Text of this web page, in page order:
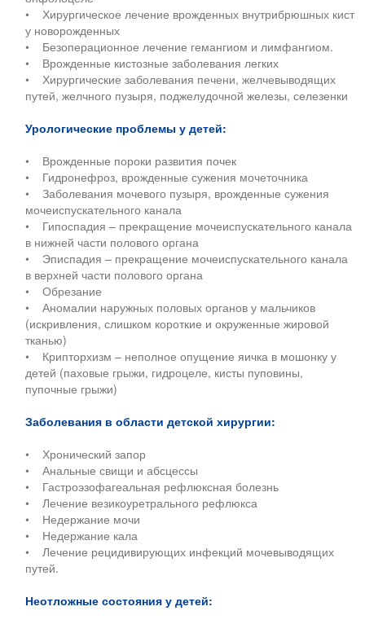
• Хирургическое лечение врожденных внутрибрюшных кист
у новорожденных
• Безоперационное лечение гемангиом и лимфангиом.
• Врожденные кистозные заболевания легких
• Хирургические заболевания печени, желчевыводящих
путей, желчного пузыря, поджелудочной железы, селезенки
Урологические проблемы у детей:
• Врожденные пороки развития почек
• Гидронефроз, врожденные сужения мочеточника
• Заболевания мочевого пузыря, врожденные сужения
мочеиспускательного канала
• Гипоспадия – прекращение мочеиспускательного канала
в нижней части полового органа
• Эписпадия – прекращение мочеиспускательного канала
в верхней части полового органа
• Обрезание
• Аномалии наружных половых органов у мальчиков
(искривления, слишком короткие и окруженные жировой
тканью)
• Крипторхизм – неполное опущение яичка в мошонку у
детей (паховые грыжи, гидроцеле, кисты пуповины,
пупочные грыжи)
Заболевания в области детской хирургии:
• Хронический запор
• Анальные свищи и абсцессы
• Гастроэзофагеальная рефлюксная болезнь
• Лечение везикоуретрального рефлюкса
• Недержание мочи
• Недержание кала
• Лечение рецидивирующих инфекций мочевыводящих
путей.
Неотложные состояния у детей: